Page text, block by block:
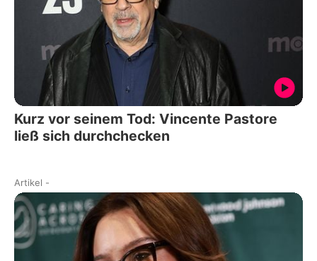
Kurz vor seinem Tod: Vincente Pastore
ließ sich durchchecken
Artikel -